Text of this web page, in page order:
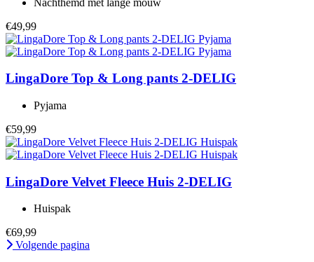
€49,99
LingaDore Top & Long pants 2-DELIG
Pyjama
€59,99
LingaDore Velvet Fleece Huis 2-DELIG
Huispak
€69,99
Volgende pagina